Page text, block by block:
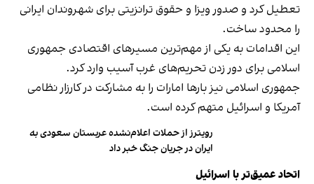
تعطیل کرد و صدور ویزا و حقوق ترانزیتی برای شهروندان ایرانی
را محدود ساخت.
این اقدامات به یکی از مهم‌ترین مسیرهای اقتصادی جمهوری
اسلامی برای دور زدن تحریم‌های غرب آسیب وارد کرد.
جمهوری اسلامی نیز بارها امارات را به مشارکت در کارزار نظامی
آمریکا و اسرائیل متهم کرده است.
رویترز از حملات اعلام‌نشده عربستان سعودی به
ایران در جریان جنگ خبر داد
اتحاد عمیق‌تر با اسرائیل